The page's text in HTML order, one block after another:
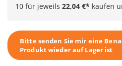
10 für jeweils 22,04 € kaufen
Bitte senden Sie mir eine
Produkt wieder auf Lager ist